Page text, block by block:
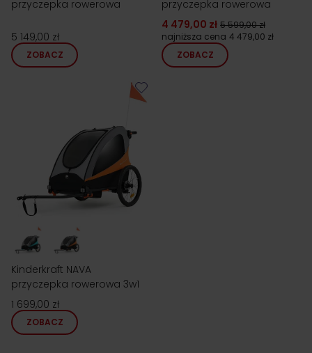
przyczepka rowerowa
5 149,00 zł
ZOBACZ
przyczepka rowerowa
4 479,00 zł 5 599,00 zł
najniższa cena 4 479,00 zł
ZOBACZ
Kinderkraft NAVA
przyczepka rowerowa 3w1
1 699,00 zł
ZOBACZ